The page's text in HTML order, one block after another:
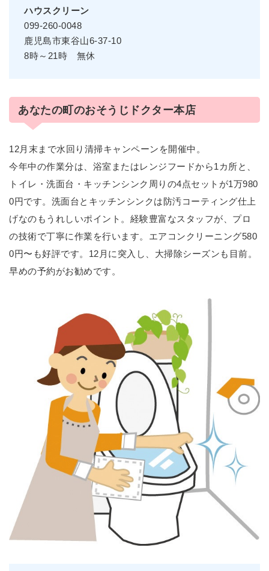
ハウスクリーン
099-260-0048
鹿児島市東谷山6-37-10
8時～21時 無休
あなたの町のおそうじドクター本店
12月末まで水回り清掃キャンペーンを開催中。
今年中の作業分は、浴室またはレンジフードから1カ所と、
トイレ・洗面台・キッチンシンク周りの4点セットが1万980
0円です。洗面台とキッチンシンクは防汚コーティング仕上
げなのもうれしいポイント。経験豊富なスタッフが、プロ
の技術で丁寧に作業を行います。エアコンクリーニング580
0円〜も好評です。12月に突入し、大掃除シーズンも目前。
早めの予約がお勧めです。